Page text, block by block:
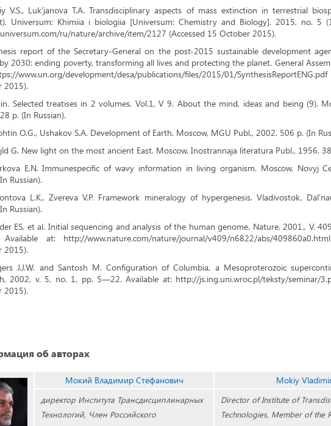
V.S., Luk'janova T.A. Transdisciplinary aspects of mass extinction in terrestrial
Universum: Khimiia i biologiia [Universum: Chemistry and Biology]. 2015, no. 5
ru/nature/archive/item/2127 (Accessed 15 October 2015).
report of the Secretary-General on the post-2015 sustainable development
2030: ending poverty, transforming all lives and protecting the planet. General
www.un.org/development/desa/publications/files/2015/01/
2015).
Selected treatises in 2 volumes, Vol.1, V 9. About the mind, ideas and being (9).
p. (In Russian).
O.G., Ushakov S.A. Development of Earth. Moscow, MGU Publ., 2002. 506 p. (In
G. New light on the most ancient East. Moscow, Inostrannaja literatura Publ., 1956.
E.N. Immunespecific of wavy information in living organism. Moscow, Novyj
Russian).
L.K., Zvereva V.P. Framework mineralogy of hypergenesis. Vladivostok,
Russian).
ES, et al. Initial sequencing and analysis of the human genome. Nature, 2001., V.
at: http://www.nature.com/nature/journal/v409/n6822/abs/
2015).
J.J.W. and Santosh M. Configuration of Columbia, a Mesoproterozoic
2002, v. 5, no. 1, pp. 5—22. Available at: http://js.ing.uni.wroc.pl/teksty/seminar/
2015).
об авторах
Мокий Владимир Стефанович
директор Института Трансдисциплинарных
Технологий, Член Российского
Mokiy
Director of Institute of
Technologies, Member of the